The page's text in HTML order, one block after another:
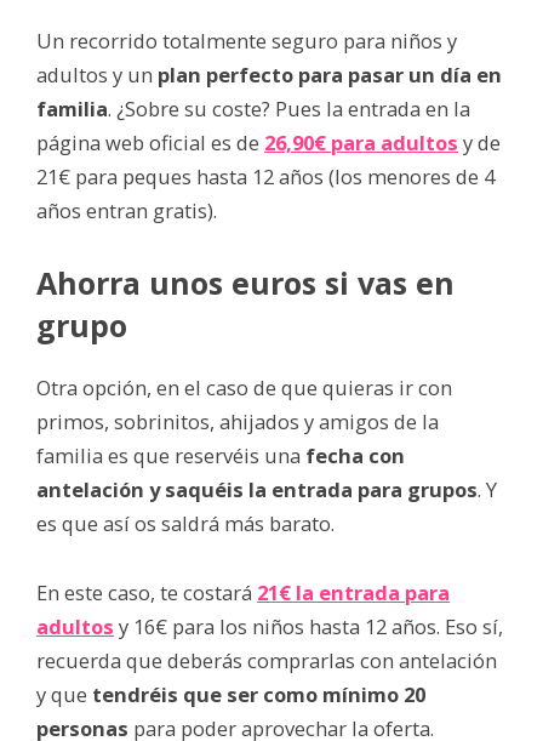
Un recorrido totalmente seguro para niños y
adultos y un plan perfecto para pasar un día en
familia. ¿Sobre su coste? Pues la entrada en la
página web oficial es de 26,90€ para adultos y de
21€ para peques hasta 12 años (los menores de 4
años entran gratis).
Ahorra unos euros si vas en
grupo
Otra opción, en el caso de que quieras ir con
primos, sobrinitos, ahijados y amigos de la
familia es que reservéis una fecha con
antelación y saquéis la entrada para grupos. Y
es que así os saldrá más barato.
En este caso, te costará 21€ la entrada para
adultos y 16€ para los niños hasta 12 años. Eso sí,
recuerda que deberás comprarlas con antelación
y que tendréis que ser como mínimo 20
personas para poder aprovechar la oferta.